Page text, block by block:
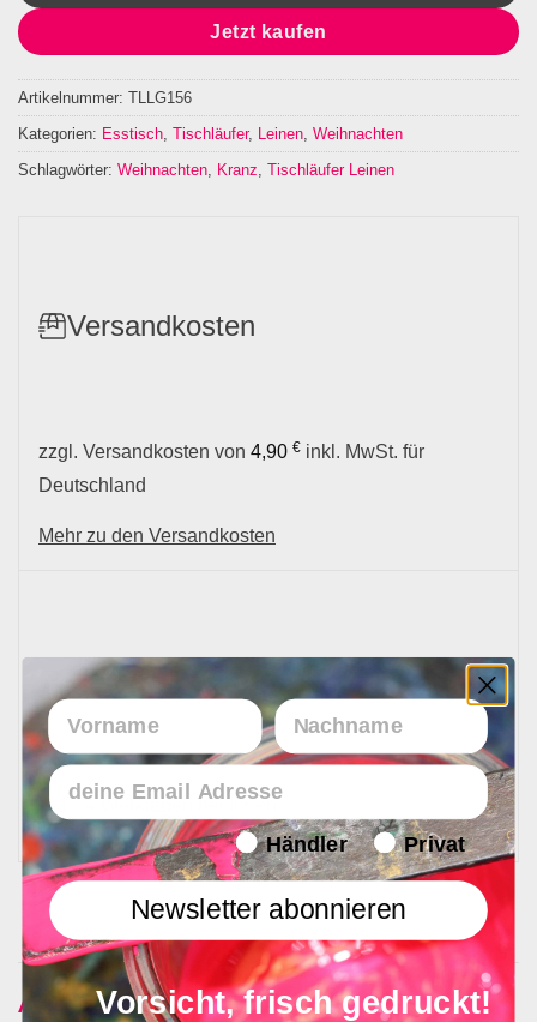
Jetzt kaufen
Artikelnummer: TLLG156
Kategorien: Esstisch, Tischläufer, Leinen, Weihnachten
Schlagwörter: Weihnachten, Kranz, Tischläufer Leinen
Versandkosten
zzgl. Versandkosten von 4,90 € inkl. MwSt. für
Deutschland
Mehr zu den Versandkosten
Lieferzeit
In 1 - 4 Werktagen bei Ihnen
Ähnliche Produkte
Vorname Nachname
Email
Endverbraucher/Haendler
Händler Privat
Newsletter abonnieren
Vorsicht, frisch gedruckt!